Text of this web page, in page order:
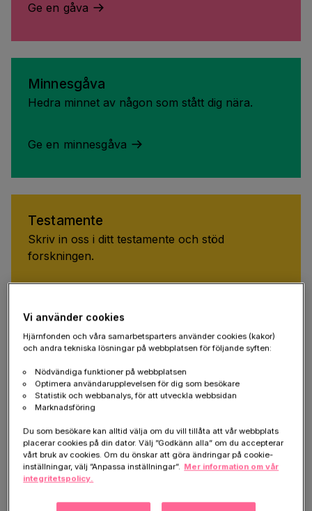
Ge en gåva
Minnesgåva
Hedra minnet av någon som stått dig nära.
Ge en minnesgåva
Testamente
Skriv in oss i ditt testamente och stöd
forskningen.
För dig som vill förstå mer
Livet med ME/CFS: När en timme kostar flera
dagar
sociala sammanhang. I dag lever han med ME/CFS,
Vi använder cookies
Hjärnfonden och våra samarbetsparters använder cookies (kakor)
och andra tekniska lösningar på webbplatsen för följande syften:
Nödvändiga funktioner på webbplatsen
Optimera användarupplevelsen för dig som besökare
Statistik och webbanalys, för att utveckla webbsidan
Marknadsföring
Du som besökare kan alltid välja om du vill tillåta att vår webbplats
placerar cookies på din dator. Välj ”Godkänn alla” om du accepterar
vårt bruk av cookies. Om du önskar att göra ändringar på cookie-
inställningar, välj ”Anpassa inställningar”. Mer information om vår
integritetspolicy.